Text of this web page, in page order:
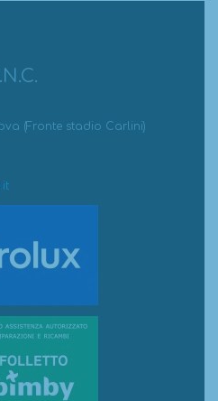
(Fronte stadio Carlini)